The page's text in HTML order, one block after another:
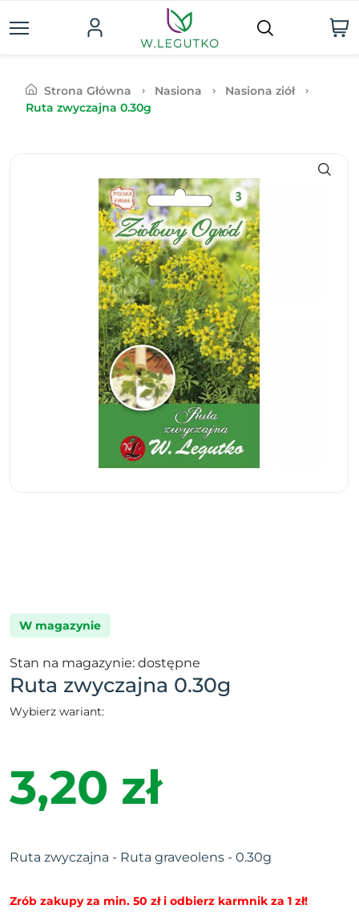
Strona Główna Nasiona
Nasiona ziół
Ruta zwyczajna 0.30g
W magazynie
Stan na magazynie: dostępne
Ruta zwyczajna 0.30g
Wybierz wariant:
3,20 zł
Ruta zwyczajna - Ruta graveolens - 0.30g
Zrób zakupy za min. 50 zł i odbierz karmnik za 1 zł!